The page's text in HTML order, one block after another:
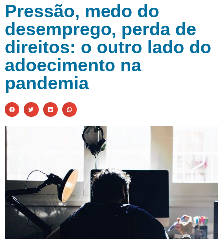
Pressão, medo do
desemprego, perda de
direitos: o outro lado do
adoecimento na
pandemia